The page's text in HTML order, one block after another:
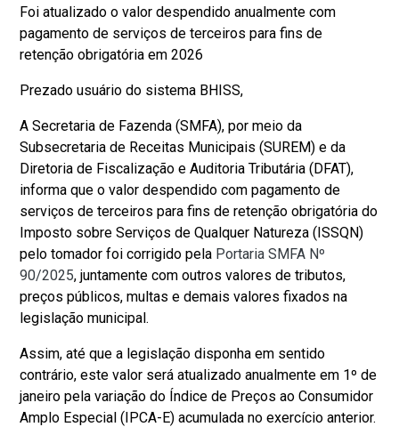
Foi atualizado o valor despendido anualmente com
pagamento de serviços de terceiros para fins de
retenção obrigatória em 2026
Prezado usuário do sistema BHISS,
A Secretaria de Fazenda (SMFA), por meio da
Subsecretaria de Receitas Municipais (SUREM) e da
Diretoria de Fiscalização e Auditoria Tributária (DFAT),
informa que o valor despendido com pagamento de
serviços de terceiros para fins de retenção obrigatória do
Imposto sobre Serviços de Qualquer Natureza (ISSQN)
pelo tomador foi corrigido pela Portaria SMFA Nº
90/2025, juntamente com outros valores de tributos,
preços públicos, multas e demais valores fixados na
legislação municipal.
Assim, até que a legislação disponha em sentido
contrário, este valor será atualizado anualmente em 1º de
janeiro pela variação do Índice de Preços ao Consumidor
Amplo Especial (IPCA-E) acumulada no exercício anterior.